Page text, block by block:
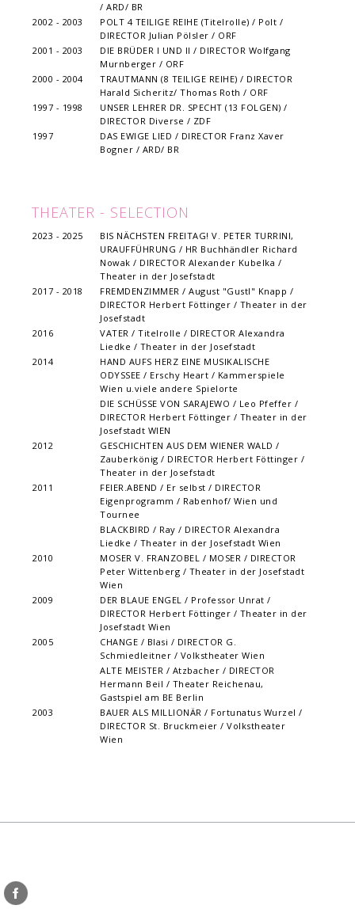
/ ARD/ BR
2002 - 2003
POLT 4 TEILIGE REIHE (Titelrolle) / Polt /
DIRECTOR Julian Pölsler / ORF
2001 - 2003
DIE BRÜDER I UND II / DIRECTOR Wolfgang
Murnberger / ORF
2000 - 2004
TRAUTMANN (8 TEILIGE REIHE) / DIRECTOR
Harald Sicheritz/ Thomas Roth / ORF
1997 - 1998
UNSER LEHRER DR. SPECHT (13 FOLGEN) /
DIRECTOR Diverse / ZDF
1997
DAS EWIGE LIED / DIRECTOR Franz Xaver
Bogner / ARD/ BR
THEATER - SELECTION
2023 - 2025
BIS NÄCHSTEN FREITAG! V. PETER TURRINI,
URAUFFÜHRUNG / HR Buchhändler Richard
Nowak / DIRECTOR Alexander Kubelka /
Theater in der Josefstadt
2017 - 2018
FREMDENZIMMER / August "Gustl" Knapp /
DIRECTOR Herbert Föttinger / Theater in der
Josefstadt
2016
VATER / Titelrolle / DIRECTOR Alexandra
Liedke / Theater in der Josefstadt
2014
HAND AUFS HERZ EINE MUSIKALISCHE
ODYSSEE / Erschy Heart / Kammerspiele
Wien u.viele andere Spielorte
DIE SCHÜSSE VON SARAJEWO / Leo Pfeffer /
DIRECTOR Herbert Föttinger / Theater in der
Josefstadt WIEN
2012
GESCHICHTEN AUS DEM WIENER WALD /
Zauberkönig / DIRECTOR Herbert Föttinger /
Theater in der Josefstadt
2011
FEIER.ABEND / Er selbst / DIRECTOR
Eigenprogramm / Rabenhof/ Wien und
Tournee
BLACKBIRD / Ray / DIRECTOR Alexandra
Liedke / Theater in der Josefstadt Wien
2010
MOSER V. FRANZOBEL / MOSER / DIRECTOR
Peter Wittenberg / Theater in der Josefstadt
Wien
2009
DER BLAUE ENGEL / Professor Unrat /
DIRECTOR Herbert Föttinger / Theater in der
Josefstadt Wien
2005
CHANGE / Blasi / DIRECTOR G.
Schmiedleitner / Volkstheater Wien
ALTE MEISTER / Atzbacher / DIRECTOR
Hermann Beil / Theater Reichenau,
Gastspiel am BE Berlin
2003
BAUER ALS MILLIONÄR / Fortunatus Wurzel /
DIRECTOR St. Bruckmeier / Volkstheater
Wien